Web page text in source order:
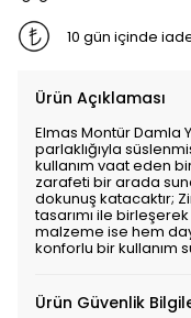
10 gün içinde
Ürün Açıklaması
Elmas Montür Damla
parlaklığıyla
kullanım vaat eden bir
zarafeti bir arada
dokunuş katacaktır;
tasarımı ile
malzeme ise hem
konforlu bir kullanım
Ürün Güvenlik